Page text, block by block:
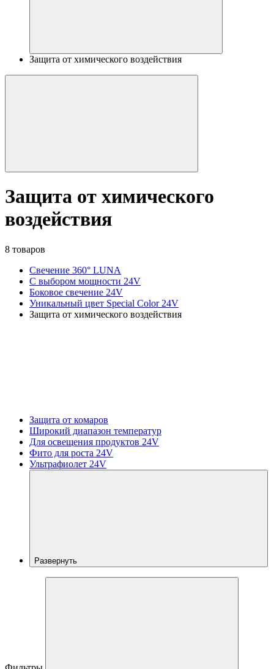
Защита от химического воздействия
Защита от химического
воздействия
8 товаров
Свечение 360° LUNA
С выбором мощности 24V
Боковое свечение 24V
Уникальный цвет Special Color 24V
Защита от химического воздействия
Защита от комаров
Широкий диапазон температур
Для освещения продуктов 24V
Фито для роста 24V
Ультрафиолет 24V
Развернуть